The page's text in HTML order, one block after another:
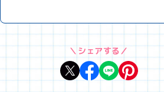
＼シェアする／